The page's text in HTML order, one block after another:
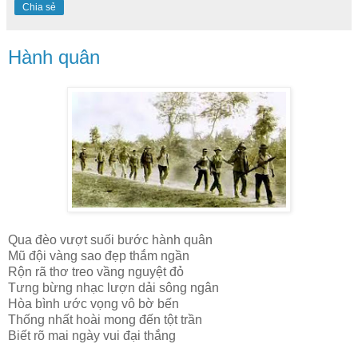
Chia sẻ
Hành quân
Qua đèo vượt suối bước hành quân
Mũ đội vàng sao đẹp thắm ngần
Rộn rã thơ treo vầng nguyệt đỏ
Tưng bừng nhạc lượn dải sông ngân
Hòa bình ước vọng vô bờ bến
Thống nhất hoài mong đến tột trần
Biết rõ mai ngày vui đại thắng